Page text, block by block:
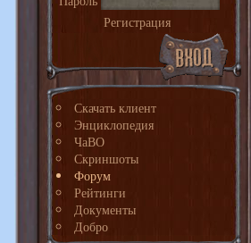
Регистрация
Скачать клиент
Энциклопедия
ЧаВО
Скриншоты
Форум
Рейтинги
Документы
Добро